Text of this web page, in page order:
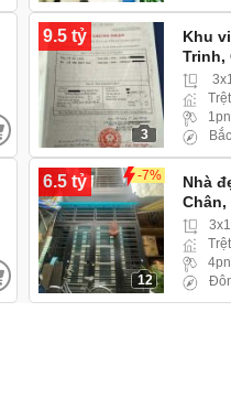
9.5 tỷ
3
Khu
Trinh,
Trệt
Bắc
6.5 tỷ -7%
12
Nhà
Chân,